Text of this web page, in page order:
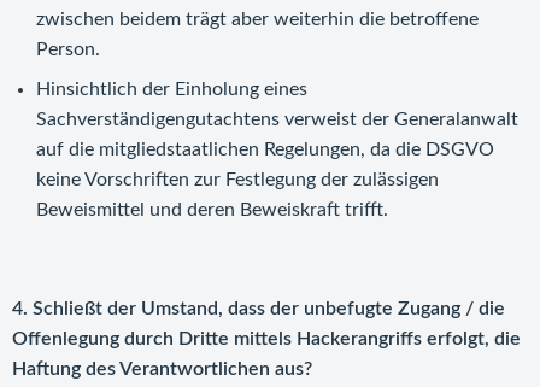
zwischen beidem trägt aber weiterhin die betroffene
Person.
Hinsichtlich der Einholung eines
Sachverständigengutachtens verweist der Generalanwalt
auf die mitgliedstaatlichen Regelungen, da die DSGVO
keine Vorschriften zur Festlegung der zulässigen
Beweismittel und deren Beweiskraft trifft.
4. Schließt der Umstand, dass der unbefugte Zugang / die
Offenlegung durch Dritte mittels Hackerangriffs erfolgt, die
Haftung des Verantwortlichen aus?